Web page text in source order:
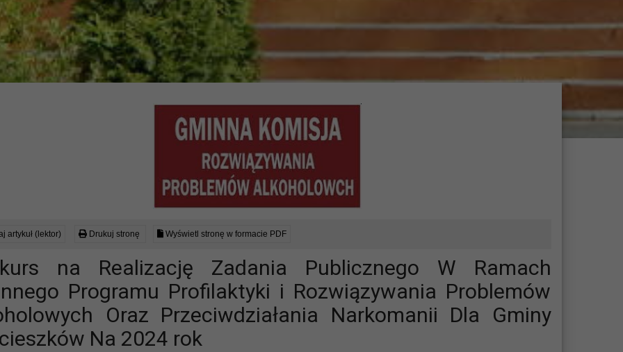
artykuł (lektor) Drukuj stronę Wyświetl stronę w formacie PDF
na Realizację Zadania Publicznego W Ramach
Programu Profilaktyki i Rozwiązywania Problemów
Oraz Przeciwdziałania Narkomanii Dla Gminy
Na 2024 rok